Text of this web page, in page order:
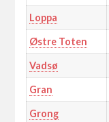
Loppa
Østre Toten
Vadsø
Gran
Grong